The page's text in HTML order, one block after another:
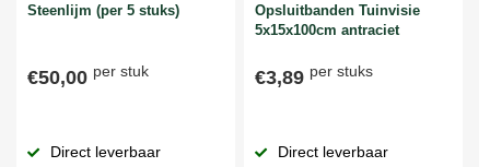
Steenlijm (per 5 stuks)
€50,00 per stuk
Direct leverbaar
Opsluitbanden Tuinvisie
5x15x100cm antraciet
€3,89 per stuks
Direct leverbaar